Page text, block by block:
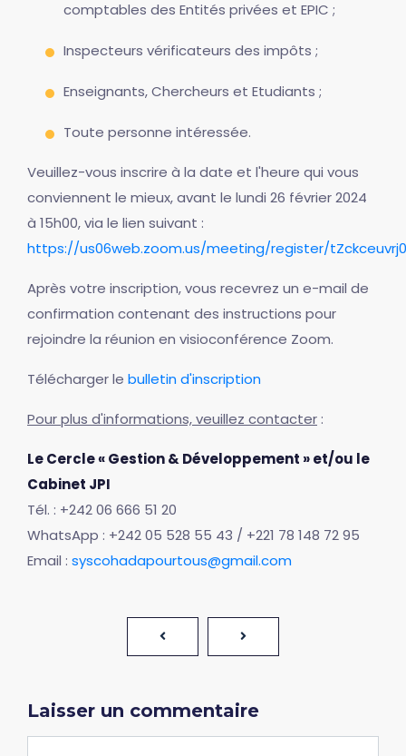
comptables des Entités privées et EPIC ;
Inspecteurs vérificateurs des impôts ;
Enseignants, Chercheurs et Etudiants ;
Toute personne intéressée.
Veuillez-vous inscrire à la date et l'heure qui vous
conviennent le mieux, avant le lundi 26 février 2024
à 15h00, via le lien suivant :
https://us06web.zoom.us/meeting/register/
Après votre inscription, vous recevrez un e-mail de
confirmation contenant des instructions pour
rejoindre la réunion en visioconférence Zoom.
Télécharger le bulletin d'inscription
Pour plus d'informations, veuillez contacter :
Le Cercle « Gestion & Développement » et/ou le
Cabinet JPI
Tél. : +242 06 666 51 20
WhatsApp : +242 05 528 55 43 / +221 78 148 72 95
Email : syscohadapourtous@gmail.com
Laisser un commentaire